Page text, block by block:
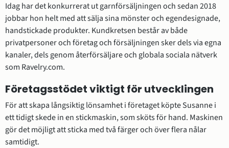
Idag har det konkurrerat ut garnförsäljningen och sedan 2018
jobbar hon helt med att sälja sina mönster och egendesignade,
handstickade produkter. Kundkretsen består av både
privatpersoner och företag och försäljningen sker dels via egna
kanaler, dels genom återförsäljare och globala sociala nätverk
som Ravelry.com.
Företagsstödet viktigt för utvecklingen
För att skapa långsiktig lönsamhet i företaget köpte Susanne i
ett tidigt skede in en stickmaskin, som sköts för hand. Maskinen
gör det möjligt att sticka med två färger och över flera nålar
samtidigt.